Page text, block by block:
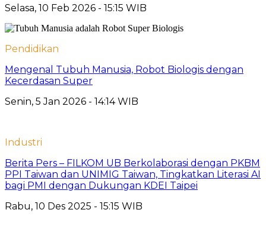
Selasa, 10 Feb 2026 - 15:15 WIB
Pendidikan
Mengenal Tubuh Manusia, Robot Biologis dengan
Kecerdasan Super
Senin, 5 Jan 2026 - 14:14 WIB
Industri
Berita Pers – FILKOM UB Berkolaborasi dengan PKBM
PPI Taiwan dan UNIMIG Taiwan, Tingkatkan Literasi AI
bagi PMI dengan Dukungan KDEI Taipei
Rabu, 10 Des 2025 - 15:15 WIB